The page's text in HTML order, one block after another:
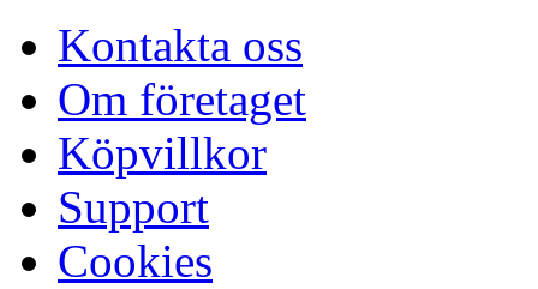
Kontakta oss
Om företaget
Köpvillkor
Support
Cookies